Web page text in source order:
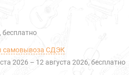
Бесплатно
самовывоза СДЭК
2026 – 12 августа 2026 Бесплатно